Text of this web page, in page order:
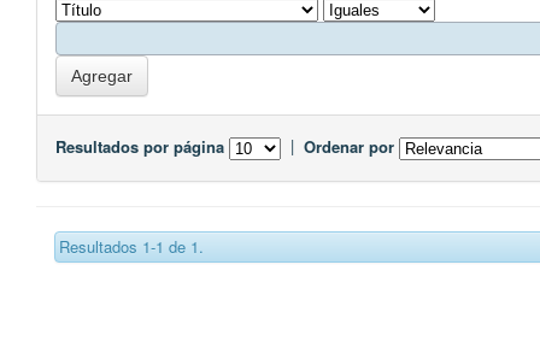
Resultados por página | Ordenar por
Resultados 1-1 de 1.